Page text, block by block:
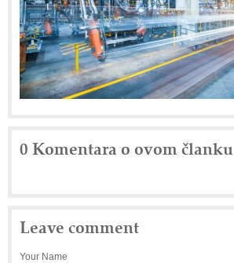
0 Komentara o ovom članku
Leave comment
Your Name